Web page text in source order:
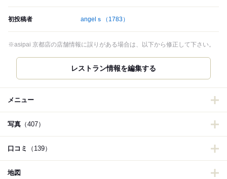
初投稿者 angelｓ （1783）
※asipai 京都店の店舗情報に誤りがある場合は、以下から修正して下さい。
メニュー
写真 （407）
口コミ （139）
地図